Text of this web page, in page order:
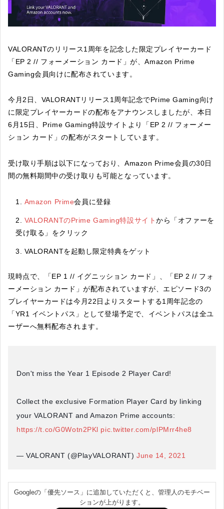
VALORANTのリリース1周年を記念した限定プレイヤーカード
「EP 2 // フォーメーション カード」が、Amazon Prime
Gaming会員向けに配布されています。
今月2日、VALORANTリリース1周年記念でPrime Gaming向け
に限定プレイヤーカードの配布をアナウンスしましたが、本日
6月15日、Prime Gaming特設サイトより「EP 2 // フォーメー
ション カード」の配布がスタートしています。
受け取り手順は以下になっており、Amazon Prime会員の30日
間の無料期間中の受け取りも可能となっています。
Amazon Prime会員に登録
VALORANTのPrime Gaming特設サイトから「オファーを
受け取る」をクリック
VALORANTを起動し限定特典をゲット
現時点で、「EP 1 // イグニッション カード」、「EP 2 // フォ
ーメーション カード」が配布されていますが、エピソード3の
プレイヤーカードは今月22日よりスタートする1周年記念の
「YR1 イベントパス」として登場予定で、イベントパスは全ユ
ーザーへ無料配布されます。
Don't miss the Year 1 Episode 2 Player Card!
Collect the exclusive Formation Player Card by linking
your VALORANT and Amazon Prime accounts:
https://t.co/G0Wotn2PKl pic.twitter.com/plPMrr4he8
— VALORANT (@PlayVALORANT)June 14, 2021
Googleの「優先ソース」に追加していただくと、管理人のモチベー
ションが上がります。